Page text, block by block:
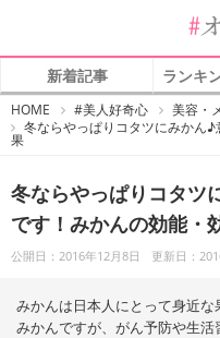
新着記事 ランキ
HOME
オ
ト
#美人好奇心
美容・
冬ならやっぱりコタツにみかん
果
冬ならやっぱりコタツ
です！みかんの効能・
公開日：2016年12月8日 更新日：
みかんは日本人にとって身近
みかんですが、がん予防や生